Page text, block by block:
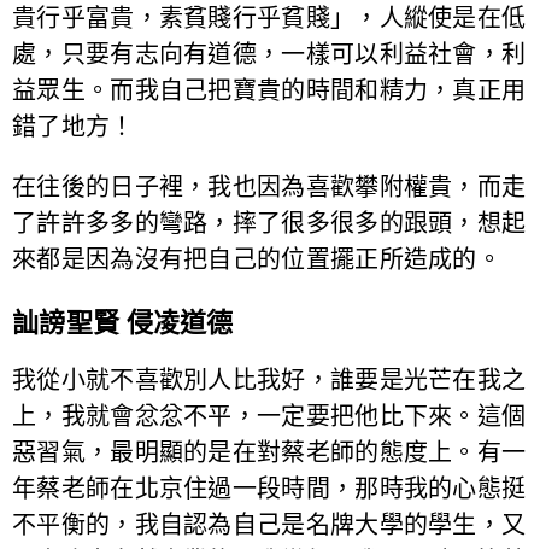
貴行乎富貴，素貧賤行乎貧賤」，人縱使是在低
處，只要有志向有道德，一樣可以利益社會，利
益眾生。而我自己把寶貴的時間和精力，真正用
錯了地方！
在往後的日子裡，我也因為喜歡攀附權貴，而走
了許許多多的彎路，摔了很多很多的跟頭，想起
來都是因為沒有把自己的位置擺正所造成的。
訕謗聖賢 侵凌道德
我從小就不喜歡別人比我好，誰要是光芒在我之
上，我就會忿忿不平，一定要把他比下來。這個
惡習氣，最明顯的是在對蔡老師的態度上。有一
年蔡老師在北京住過一段時間，那時我的心態挺
不平衡的，我自認為自己是名牌大學的學生，又